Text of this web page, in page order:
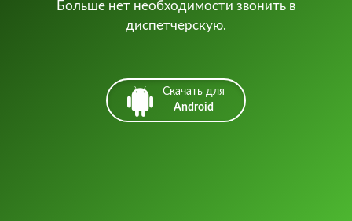
Больше нет необходимости звонить в
диспетчерскую.
Скачать для
Android